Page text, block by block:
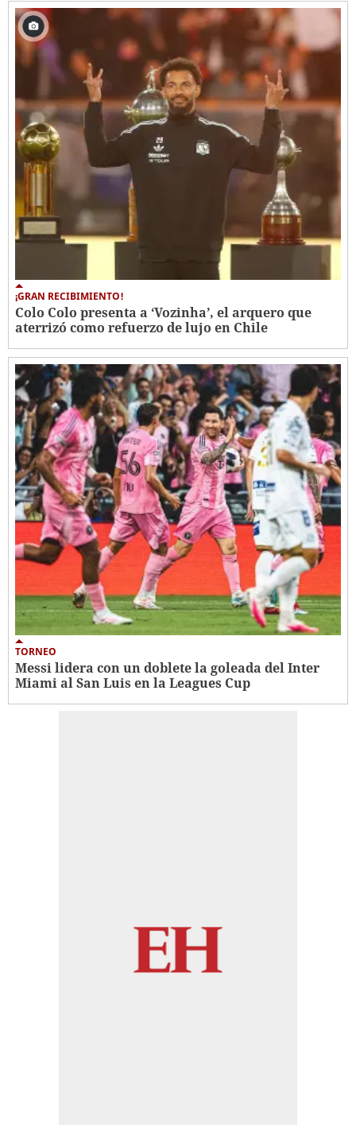
¡GRAN RECIBIMIENTO!
Colo Colo presenta a ‘Vozinha’, el arquero que
aterrizó como refuerzo de lujo en Chile
TORNEO
Messi lidera con un doblete la goleada del Inter
Miami al San Luis en la Leagues Cup